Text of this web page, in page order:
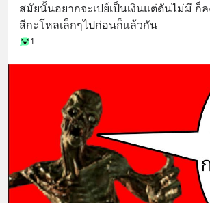
สมัยนั้นอยากจะเปย์เป็นเงินแต่ดันไม่มี ก็
สีกะโหลเล็กๆไปก่อนก็แล้วกัน
1